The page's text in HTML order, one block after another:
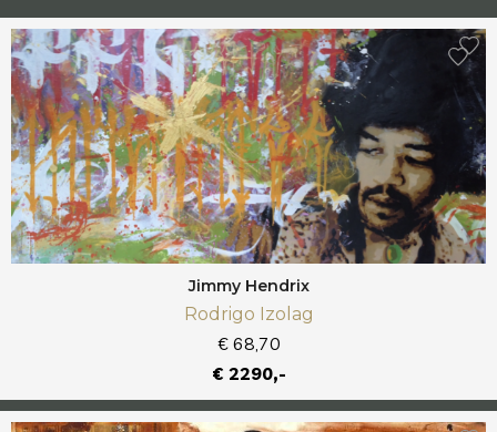
Jimmy Hendrix
Rodrigo Izolag
€ 68,70
€ 2290,-